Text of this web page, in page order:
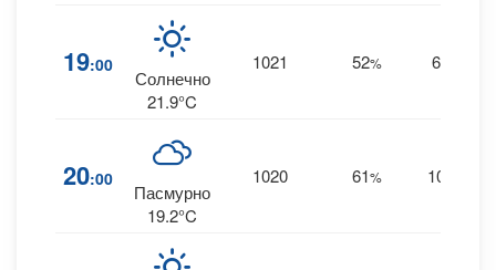
19:00
Солнечно
21.9°C
1021 52% 6
20:00
Пасмурно
19.2°C
1020 61% 10